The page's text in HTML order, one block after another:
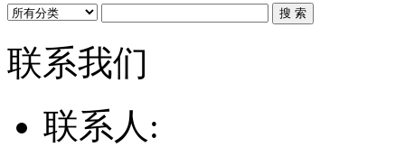
联系我们
联系人: